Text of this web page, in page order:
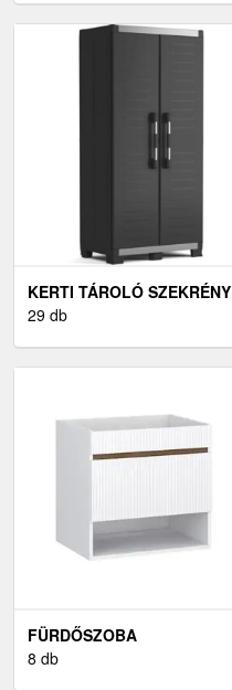
KERTI TÁROLÓ SZEKRÉNY
29 db
FÜRDŐSZOBA
SZEKRÉNYEK
8 db